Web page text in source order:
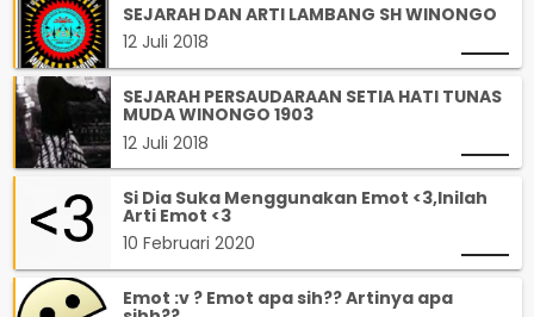
SEJARAH DAN ARTI LAMBANG SH WINONGO
12 Juli 2018
SEJARAH PERSAUDARAAN SETIA HATI TUNAS
MUDA WINONGO 1903
12 Juli 2018
Si Dia Suka Menggunakan Emot <3,Inilah
Arti Emot <3
10 Februari 2020
Emot :v ? Emot apa sih?? Artinya apa